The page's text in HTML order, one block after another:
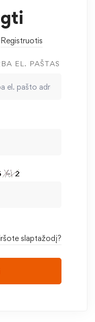
Registruotis
EL. PAŠTAS
slaptažodį?